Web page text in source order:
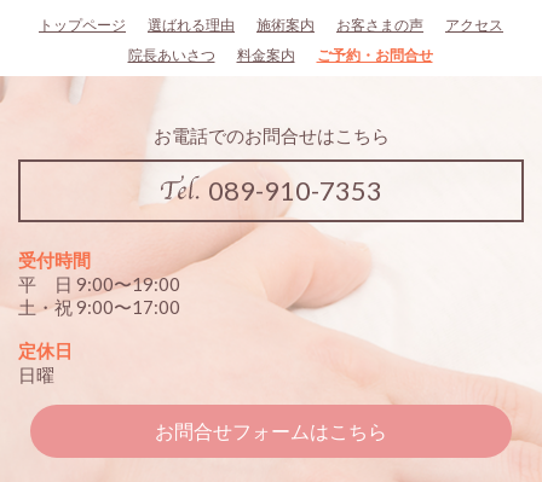
この投稿をInstagramで見る
オープンを前に友人にモニターになってもらいビフォーア
フターを撮らしてもらいました(^^) 整体で可動域、柔軟性
は飛躍的にあがります。 当院では頭痛だけでなく、全身
整体もやっております！ 全然違う！をたくさんの方に体
感していただきたいです(^^) #頭痛整体 #全身整体 #らぽ
ーる整体院 #整体院 #愛媛県 #松山市 #南江戸 #サクラメ
らぽーる整体院(@rapportseitai)がシェアした投稿 -2019年10月月14日午前7時21分PDT
トップページ 選ばれる理由 施術案内 お客さまの声
アクセス
院長あいさつ
料金案内 ご予約・お問合せ
お電話でのお問合せはこちら
089-910-7353
受付時間
平 日 9:00〜19:00
土・祝 9:00〜17:00
定休日
日曜
お問合せフォームはこちら